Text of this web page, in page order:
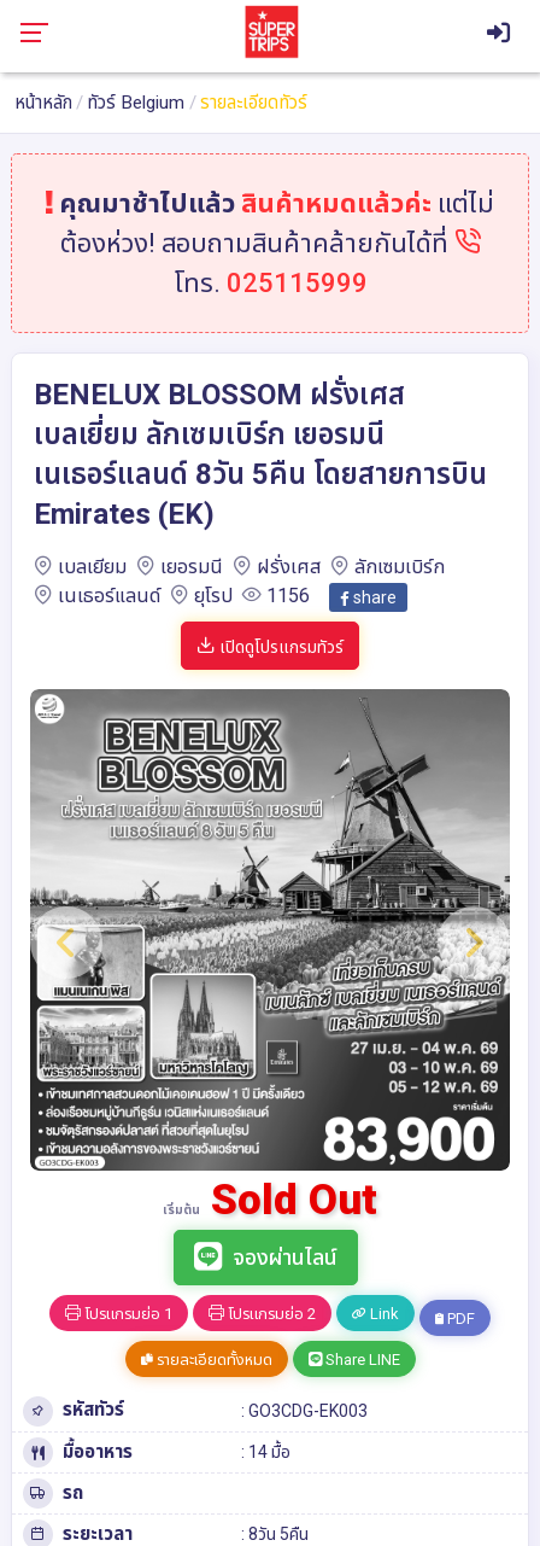
หน้าหลัก ทัวร์ Belgium รายละเอียดทัวร์
คุณมาช้าไปแล้ว สินค้าหมดแล้วค่ะ แต่ไม่
ต้องห่วง! สอบถามสินค้าคล้ายกันได้ที่
โทร. 025115999
BENELUX BLOSSOM ฝรั่งเศส
เบลเยี่ยม ลักเซมเบิร์ก เยอรมนี
เนเธอร์แลนด์ 8วัน 5คืน โดยสายการบิน
Emirates (EK)
เบลเยียม เยอรมนี ฝรั่งเศส
ลักเซมเบิร์ก
เนเธอร์แลนด์
ยุโรป 1156 share
เปิดดูโปรแกรมทัวร์
เริ่มต้น Sold Out
จองผ่านไลน์
โปรแกรมย่อ 1 โปรแกรมย่อ 2 Link PDF
รายละเอียดทั้งหมด Share LINE
รหัสทัวร์ : GO3CDG-EK003
มื้ออาหาร : 14 มื้อ
รถ
ระยะเวลา
: 8วัน 5คืน